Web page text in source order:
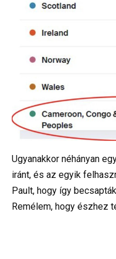
Ugyanakkor néhányan
iránt, és az egyik
Pault, hogy így
Remélem, hogy észhez